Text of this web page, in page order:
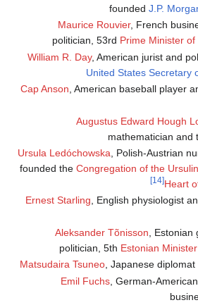
founded J.P.
Maurice Rouvier, French
politician, 53rd Prime Minister of
William R. Day, American jurist and
United States Secretary
Cap Anson, American baseball player
Augustus Edward Hough
mathematician and
Ursula Ledóchowska , Polish-Austrian
founded the Congregation of the
Heart
[14]
Ernest Starling, English physiologist
Aleksander Tõnisson ,
politician, 5th Estonian
Matsudaira Tsuneo, Japanese diplomat
Emil Fuchs, German-